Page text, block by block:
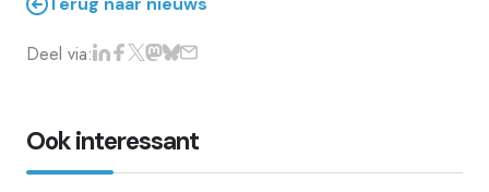
Deel via:
Ook interessant